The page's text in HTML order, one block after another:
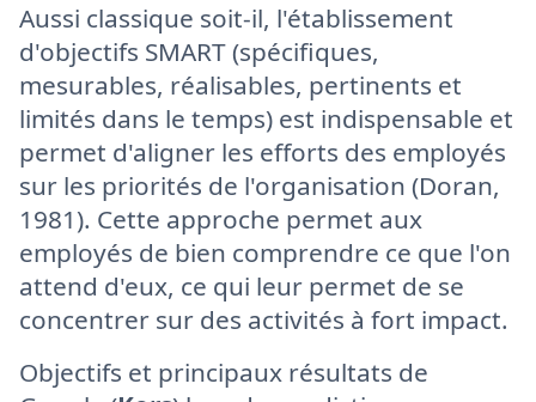
Aussi classique soit-il, l'établissement
d'objectifs SMART (spécifiques,
mesurables, réalisables, pertinents et
limités dans le temps) est indispensable et
permet d'aligner les efforts des employés
sur les priorités de l'organisation (Doran,
1981). Cette approche permet aux
employés de bien comprendre ce que l'on
attend d'eux, ce qui leur permet de se
concentrer sur des activités à fort impact.
Objectifs et principaux résultats de